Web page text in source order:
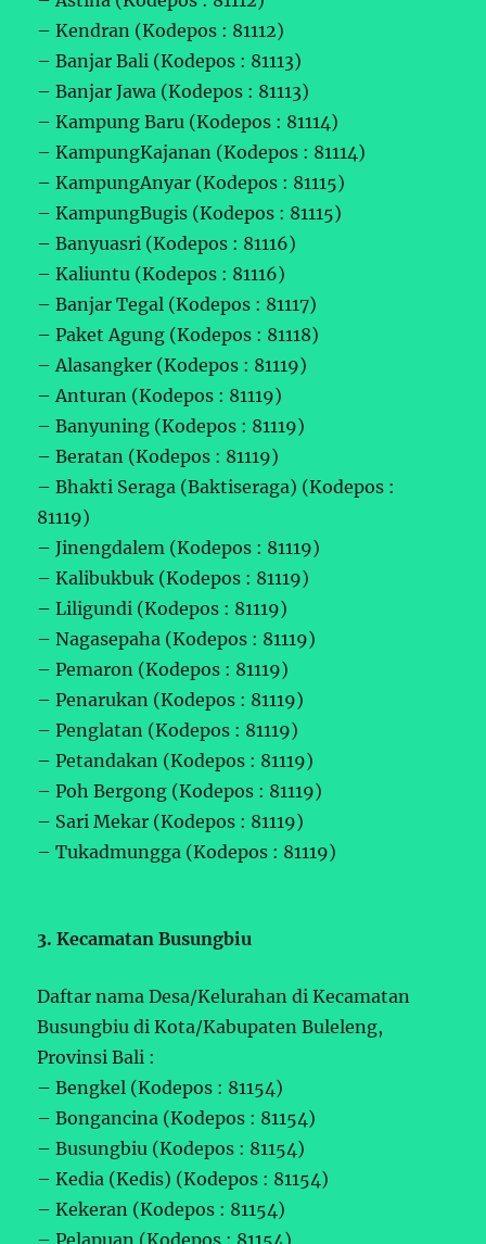
– Kendran (Kodepos : 81112)
– Banjar Bali (Kodepos : 81113)
– Banjar Jawa (Kodepos : 81113)
– Kampung Baru (Kodepos : 81114)
– KampungKajanan (Kodepos : 81114)
– KampungAnyar (Kodepos : 81115)
– KampungBugis (Kodepos : 81115)
– Banyuasri (Kodepos : 81116)
– Kaliuntu (Kodepos : 81116)
– Banjar Tegal (Kodepos : 81117)
– Paket Agung (Kodepos : 81118)
– Alasangker (Kodepos : 81119)
– Anturan (Kodepos : 81119)
– Banyuning (Kodepos : 81119)
– Beratan (Kodepos : 81119)
– Bhakti Seraga (Baktiseraga) (Kodepos :
81119)
– Jinengdalem (Kodepos : 81119)
– Kalibukbuk (Kodepos : 81119)
– Liligundi (Kodepos : 81119)
– Nagasepaha (Kodepos : 81119)
– Pemaron (Kodepos : 81119)
– Penarukan (Kodepos : 81119)
– Penglatan (Kodepos : 81119)
– Petandakan (Kodepos : 81119)
– Poh Bergong (Kodepos : 81119)
– Sari Mekar (Kodepos : 81119)
– Tukadmungga (Kodepos : 81119)
3. Kecamatan Busungbiu
Daftar nama Desa/Kelurahan di Kecamatan
Busungbiu di Kota/Kabupaten Buleleng,
Provinsi Bali :
– Bengkel (Kodepos : 81154)
– Bongancina (Kodepos : 81154)
– Busungbiu (Kodepos : 81154)
– Kedia (Kedis) (Kodepos : 81154)
– Kekeran (Kodepos : 81154)